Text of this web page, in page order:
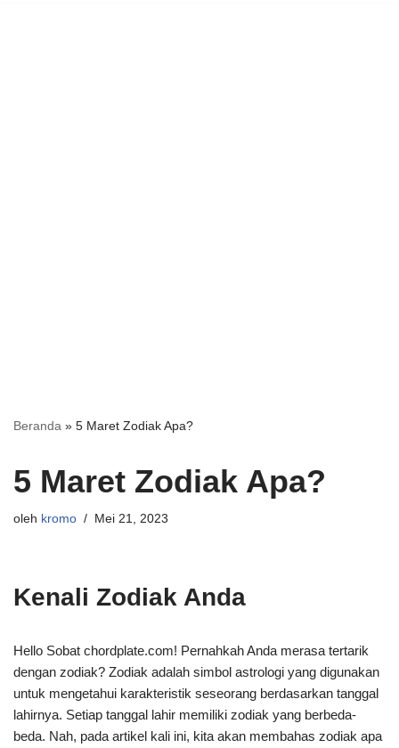
Beranda » 5 Maret Zodiak Apa?
5 Maret Zodiak Apa?
oleh kromo Mei 21, 2023
Kenali Zodiak Anda
Hello Sobat chordplate.com! Pernahkah Anda merasa tertarik
dengan zodiak? Zodiak adalah simbol astrologi yang digunakan
untuk mengetahui karakteristik seseorang berdasarkan tanggal
lahirnya. Setiap tanggal lahir memiliki zodiak yang berbeda-
beda. Nah, pada artikel kali ini, kita akan membahas zodiak apa